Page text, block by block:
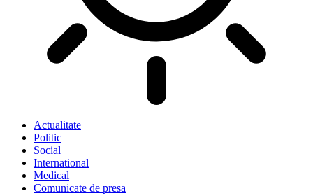
Actualitate
Politic
Social
International
Medical
Comunicate de presa